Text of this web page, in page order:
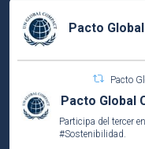
Pacto
Pacto
Pacto Global
Participa del tercer
#Sostenibilidad.